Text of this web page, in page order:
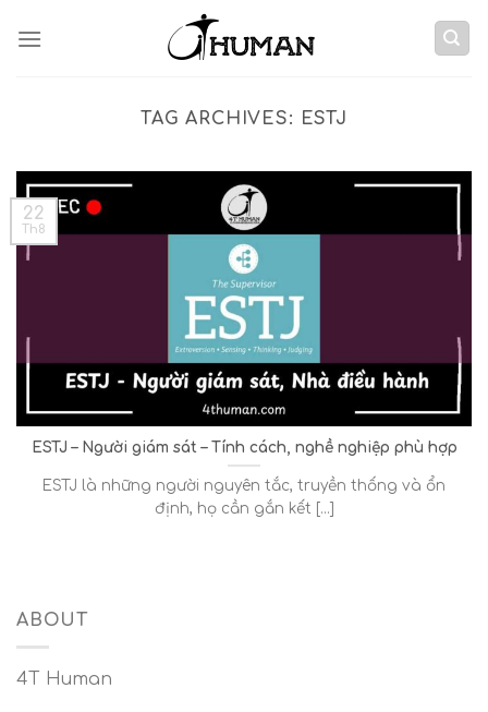
TAG ARCHIVES: ESTJ
ESTJ – Người giám sát – Tính cách, nghề nghiệp phù hợp
ESTJ là những người nguyên tắc, truyền thống và ổn
định, họ cần gắn kết [...]
22
Th8
ABOUT
4T Human